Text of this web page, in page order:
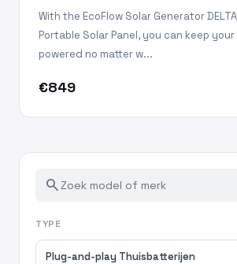
With the EcoFlow Solar Generator
Portable Solar Panel, you can keep
powered no matter w...
€849
search
TYPE
Plug-and-play Thuisbatterijen